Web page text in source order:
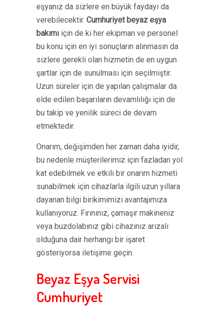
eşyanız da sizlere en büyük faydayı da
verebilecektir. Cumhuriyet beyaz eşya
bakımı için de ki her ekipman ve personel
bu konu için en iyi sonuçların alınmasın da
sizlere gerekli olan hizmetin de en uygun
şartlar için de sunulması için seçilmiştir.
Uzun süreler için de yapılan çalışmalar da
elde edilen başarıların devamlılığı için de
bu takip ve yenilik süreci de devam
etmektedir.
Onarım, değişimden her zaman daha iyidir,
bu nedenle müşterilerimiz için fazladan yol
kat edebilmek ve etkili bir onarım hizmeti
sunabilmek için cihazlarla ilgili uzun yıllara
dayanan bilgi birikimimizi avantajımıza
kullanıyoruz. Fırınınız, çamaşır makineniz
veya buzdolabınız gibi cihazınız arızalı
olduğuna dair herhangi bir işaret
gösteriyorsa iletişime geçin.
Beyaz Eşya Servisi
Cumhuriyet